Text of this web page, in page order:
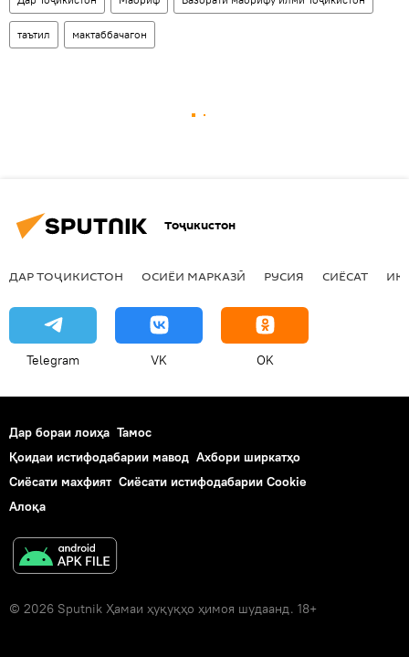
таътил мактаббачагон
Тоҷикистон
ДАР ТОҶИКИСТОН ОСИЁИ МАРКАЗӢ РУСИЯ СИЁСАТ
Telegram VK OK
Дар бораи лоиҳа Тамос
Қоидаи истифодабарии мавод Ахбори ширкатҳо
Сиёсати махфият Сиёсати истифодабарии Cookie
Алоқа
© 2026 Sputnik Ҳамаи ҳуқуқҳо ҳимоя шудаанд. 18+